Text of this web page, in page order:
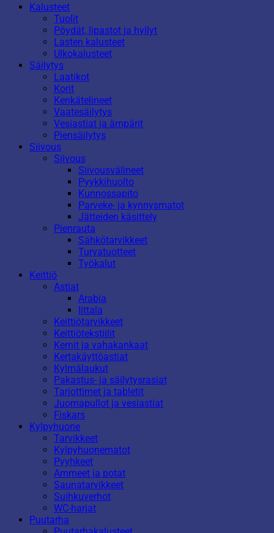
Kalusteet
Tuolit
Pöydät, lipastot ja hyllyt
Lasten kalusteet
Ulkokalusteet
Säilytys
Laatikot
Korit
Kenkätelineet
Vaatesäilytys
Vesiastiat ja ämpärit
Piensäilytys
Siivous
Siivous
Siivousvälineet
Pyykkihuolto
Kunnossapito
Parveke- ja kynnysmatot
Jätteiden käsittely
Pienrauta
Sähkötarvikkeet
Turvatuotteet
Työkalut
Keittiö
Astiat
Arabia
Iittala
Keittiötarvikkeet
Keittiötekstiilit
Kernit ja vahakankaat
Kertakäyttöastiat
Kylmälaukut
Pakastus- ja säilytysrasiat
Tarjottimet ja tabletit
Juomapullot ja vesiastiat
Fiskars
Kylpyhuone
Tarvikkeet
Kylpyhuonematot
Pyyhkeet
Ammeet ja potat
Saunatarvikkeet
Suihkuverhot
WC-harjat
Puutarha